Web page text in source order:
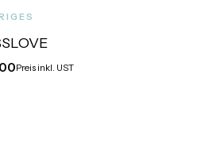
Preis inkl. UST